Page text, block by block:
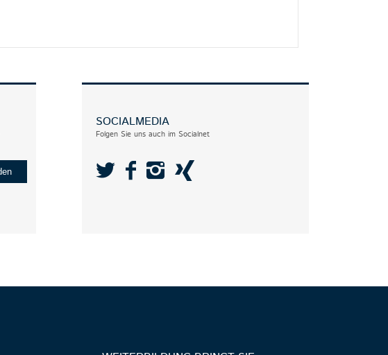
SOCIALMEDIA
Folgen Sie uns auch im Socialnet